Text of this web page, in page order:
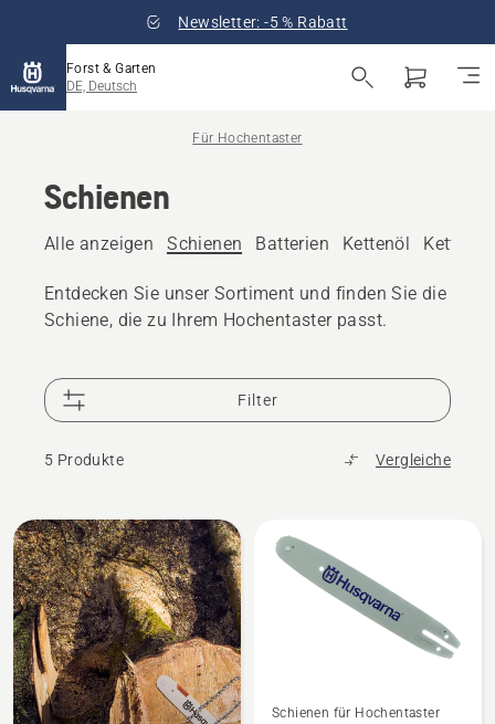
Newsletter: -5 % Rabatt
Forst & Garten
DE, Deutsch
Für Hochentaster
Schienen
Alle anzeigen Schienen Batterien Kettenöl Ketten
Entdecken Sie unser Sortiment und finden Sie die
Schiene, die zu Ihrem Hochentaster passt.
Filter
5 Produkte Vergleiche
Alle
Produkte
Schienen für Hochentaster